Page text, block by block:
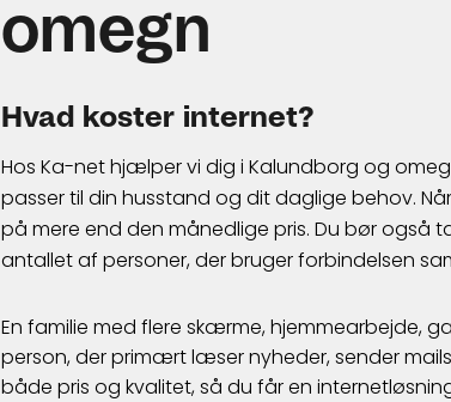
omegn
Hvad koster internet?
Hos Ka-net hjælper vi dig i Kalundborg og
passer til din husstand og dit daglige behov.
på mere end den månedlige pris. Du bør også
antallet af personer, der bruger forbindelsen
En familie med flere skærme, hjemmearbejde,
person, der primært læser nyheder, sender
både pris og kvalitet, så du får en